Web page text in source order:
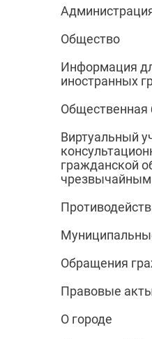
Общество
Информация
иностранных
Общественная
Виртуальный
гражданской
Обращения
Правовые
О городе